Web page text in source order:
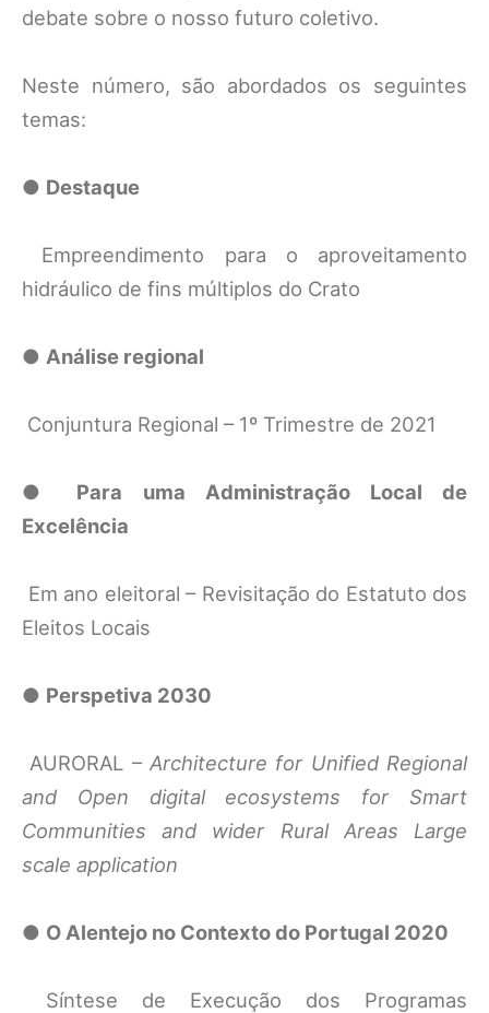
debate sobre o nosso futuro coletivo.
Neste número, são abordados os seguintes
temas:
● Destaque
Empreendimento para o aproveitamento
hidráulico de fins múltiplos do Crato
● Análise regional
Conjuntura Regional – 1º Trimestre de 2021
● Para uma Administração Local de
Excelência
Em ano eleitoral – Revisitação do Estatuto dos
Eleitos Locais
● Perspetiva 2030
AURORAL – Architecture for Unified Regional
and Open digital ecosystems for Smart
Communities and wider Rural Areas Large
scale application
● O Alentejo no Contexto do Portugal 2020
Síntese de Execução dos Programas